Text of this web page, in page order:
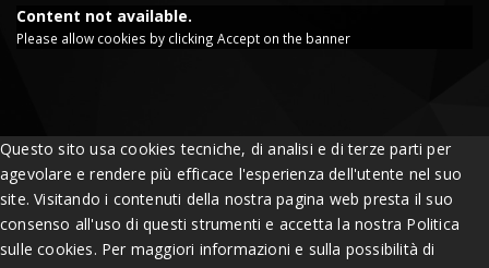
Content not available.
Please allow cookies by clicking Accept on the banner
Questo sito usa cookies tecniche, di analisi e di terze parti per
agevolare e rendere più efficace l'esperienza dell'utente nel suo
site. Visitando i contenuti della nostra pagina web presta il suo
consenso all'uso di questi strumenti e accetta la nostra Politica
sulle cookies. Per maggiori informazioni e sulla possibilità di